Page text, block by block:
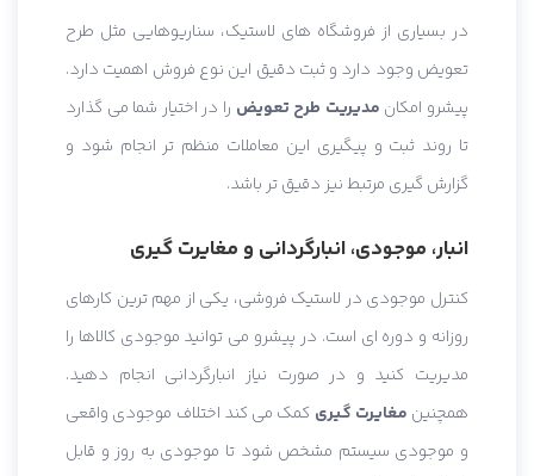
در بسیاری از فروشگاه های لاستیک، سناریوهایی مثل طرح
تعویض وجود دارد و ثبت دقیق این نوع فروش اهمیت دارد.
پیشرو امکان مدیریت طرح تعویض را در اختیار شما می گذارد
تا روند ثبت و پیگیری این معاملات منظم تر انجام شود و
گزارش گیری مرتبط نیز دقیق تر باشد.
انبار، موجودی، انبارگردانی و مغایرت گیری
کنترل موجودی در لاستیک فروشی، یکی از مهم ترین کارهای
روزانه و دوره ای است. در پیشرو می توانید موجودی کالاها را
مدیریت کنید و در صورت نیاز انبارگردانی انجام دهید.
همچنین مغایرت گیری کمک می کند اختلاف موجودی واقعی
و موجودی سیستم مشخص شود تا موجودی به روز و قابل